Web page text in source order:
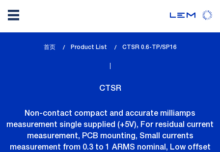
首页 Product List
lem_current_page
CTSR 0.6-TP/SP16
CTSR
Non-contact compact and accurate milliamps
measurement single supplied (+5V), For residual current
measurement, PCB mounting, Small currents
measurement from 0.3 to 1 ARMS nominal, Low offset